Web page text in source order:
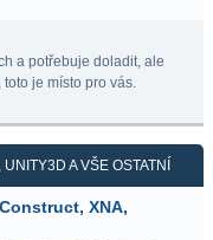
a potřebuje doladit, ale
je místo pro vás.
A VŠE OSTATNÍ
XNA,